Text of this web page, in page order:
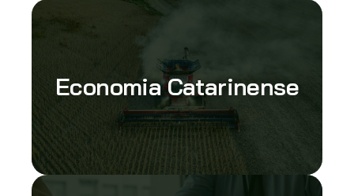
Economia Catarinense